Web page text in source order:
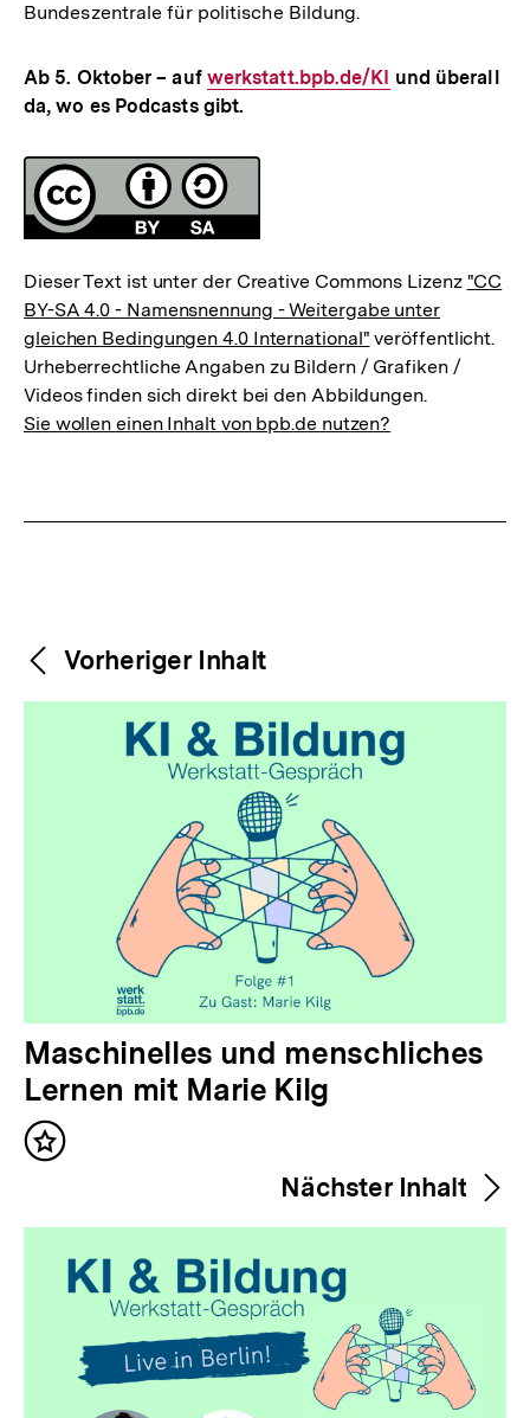
Bundeszentrale für politische Bildung.
Ab 5. Oktober – auf Interner
Link:
werkstatt.bpb.de/KI und überall
da, wo es Podcasts gibt.
Fussnoten
Lizenz
Dieser Text ist unter der Creative Commons Lizenz "CC
BY-SA 4.0 - Namensnennung - Weitergabe unter
gleichen Bedingungen 4.0 International" veröffentlicht.
Urheberrechtliche Angaben zu Bildern / Grafiken /
Videos finden sich direkt bei den Abbildungen.
Sie wollen einen Inhalt von bpb.de nutzen?
Weitere
Inhalte
Content-
Navigation
Vorheriger Inhalt
V
o
r
h
r
Maschinelles und menschliches
Lernen mit Marie Kilg
Inhalt
Nächster Inhalt